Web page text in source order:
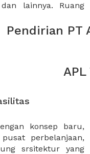
lainnya. Ruang
Pendirian PT
konsep baru,
perbelanjaan,
srsitektur yang
antara